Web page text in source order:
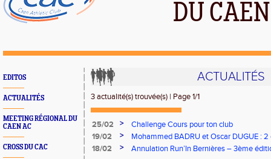
DU
EDITOS
ACTUALITÉS
MEETING RÉGIONAL DU
CAEN AC
CROSS DU CAC
ACTUALITÉS
3 actualité(s) trouvée(s) | Page 1/1
25/02 >
Challenge Cours pour ton club
19/02
>
Mohammed BADRU et Oscar DUGUE :
nationales !
18/02 > Annulation Run’In Bernières – 3ème